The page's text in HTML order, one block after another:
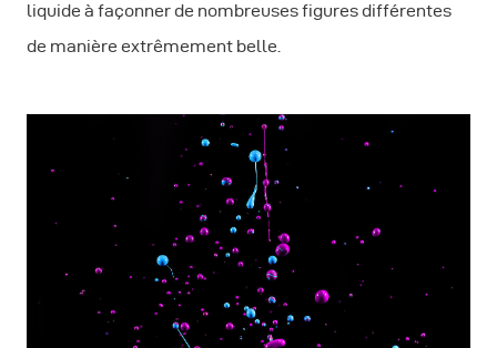
liquide à façonner de nombreuses figures différentes
de manière extrêmement belle.